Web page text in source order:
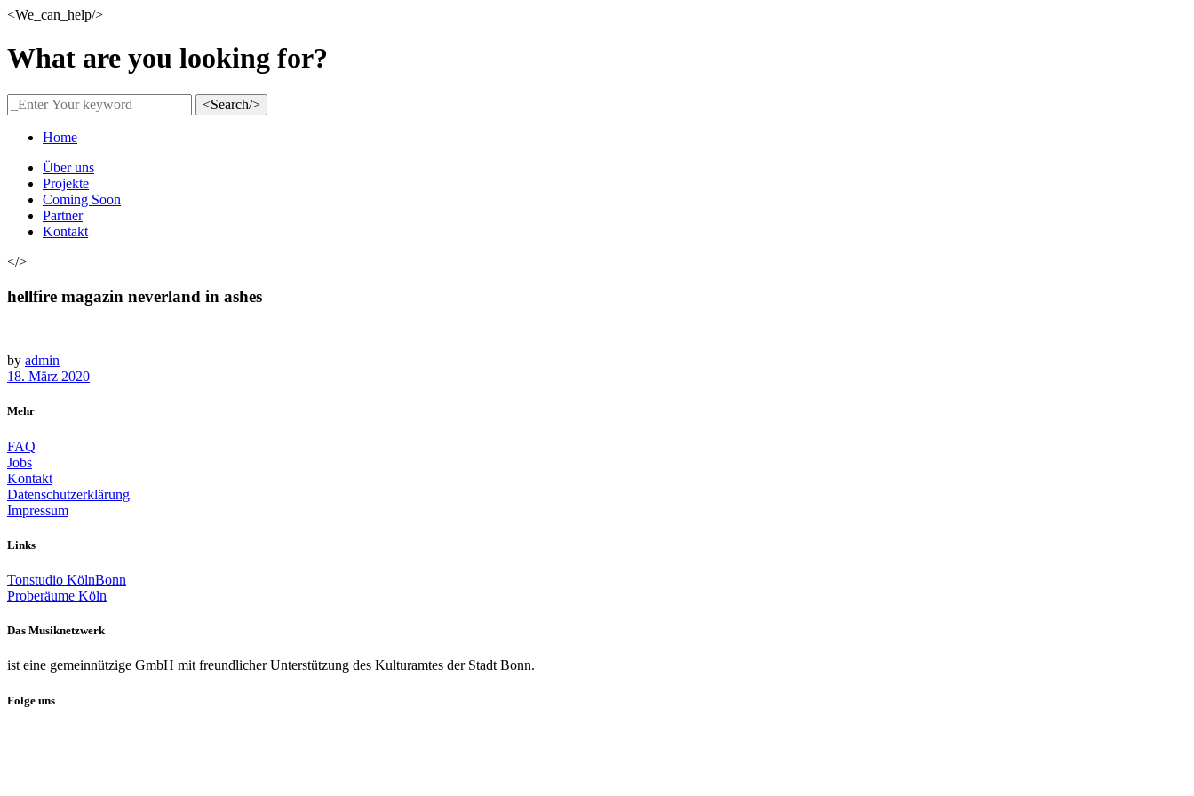
<We_can_help/>
What are you looking for?
<Search/>
Home
Über uns
Projekte
Coming Soon
Partner
Kontakt
</>
hellfire magazin neverland in ashes
by admin
18. März 2020
Mehr
FAQ
Jobs
Kontakt
Datenschutzerklärung
Impressum
Links
Tonstudio KölnBonn
Proberäume Köln
Das Musiknetzwerk
ist eine gemeinnützige GmbH mit freundlicher Unterstützung des Kulturamtes der Stadt Bonn.
Folge uns